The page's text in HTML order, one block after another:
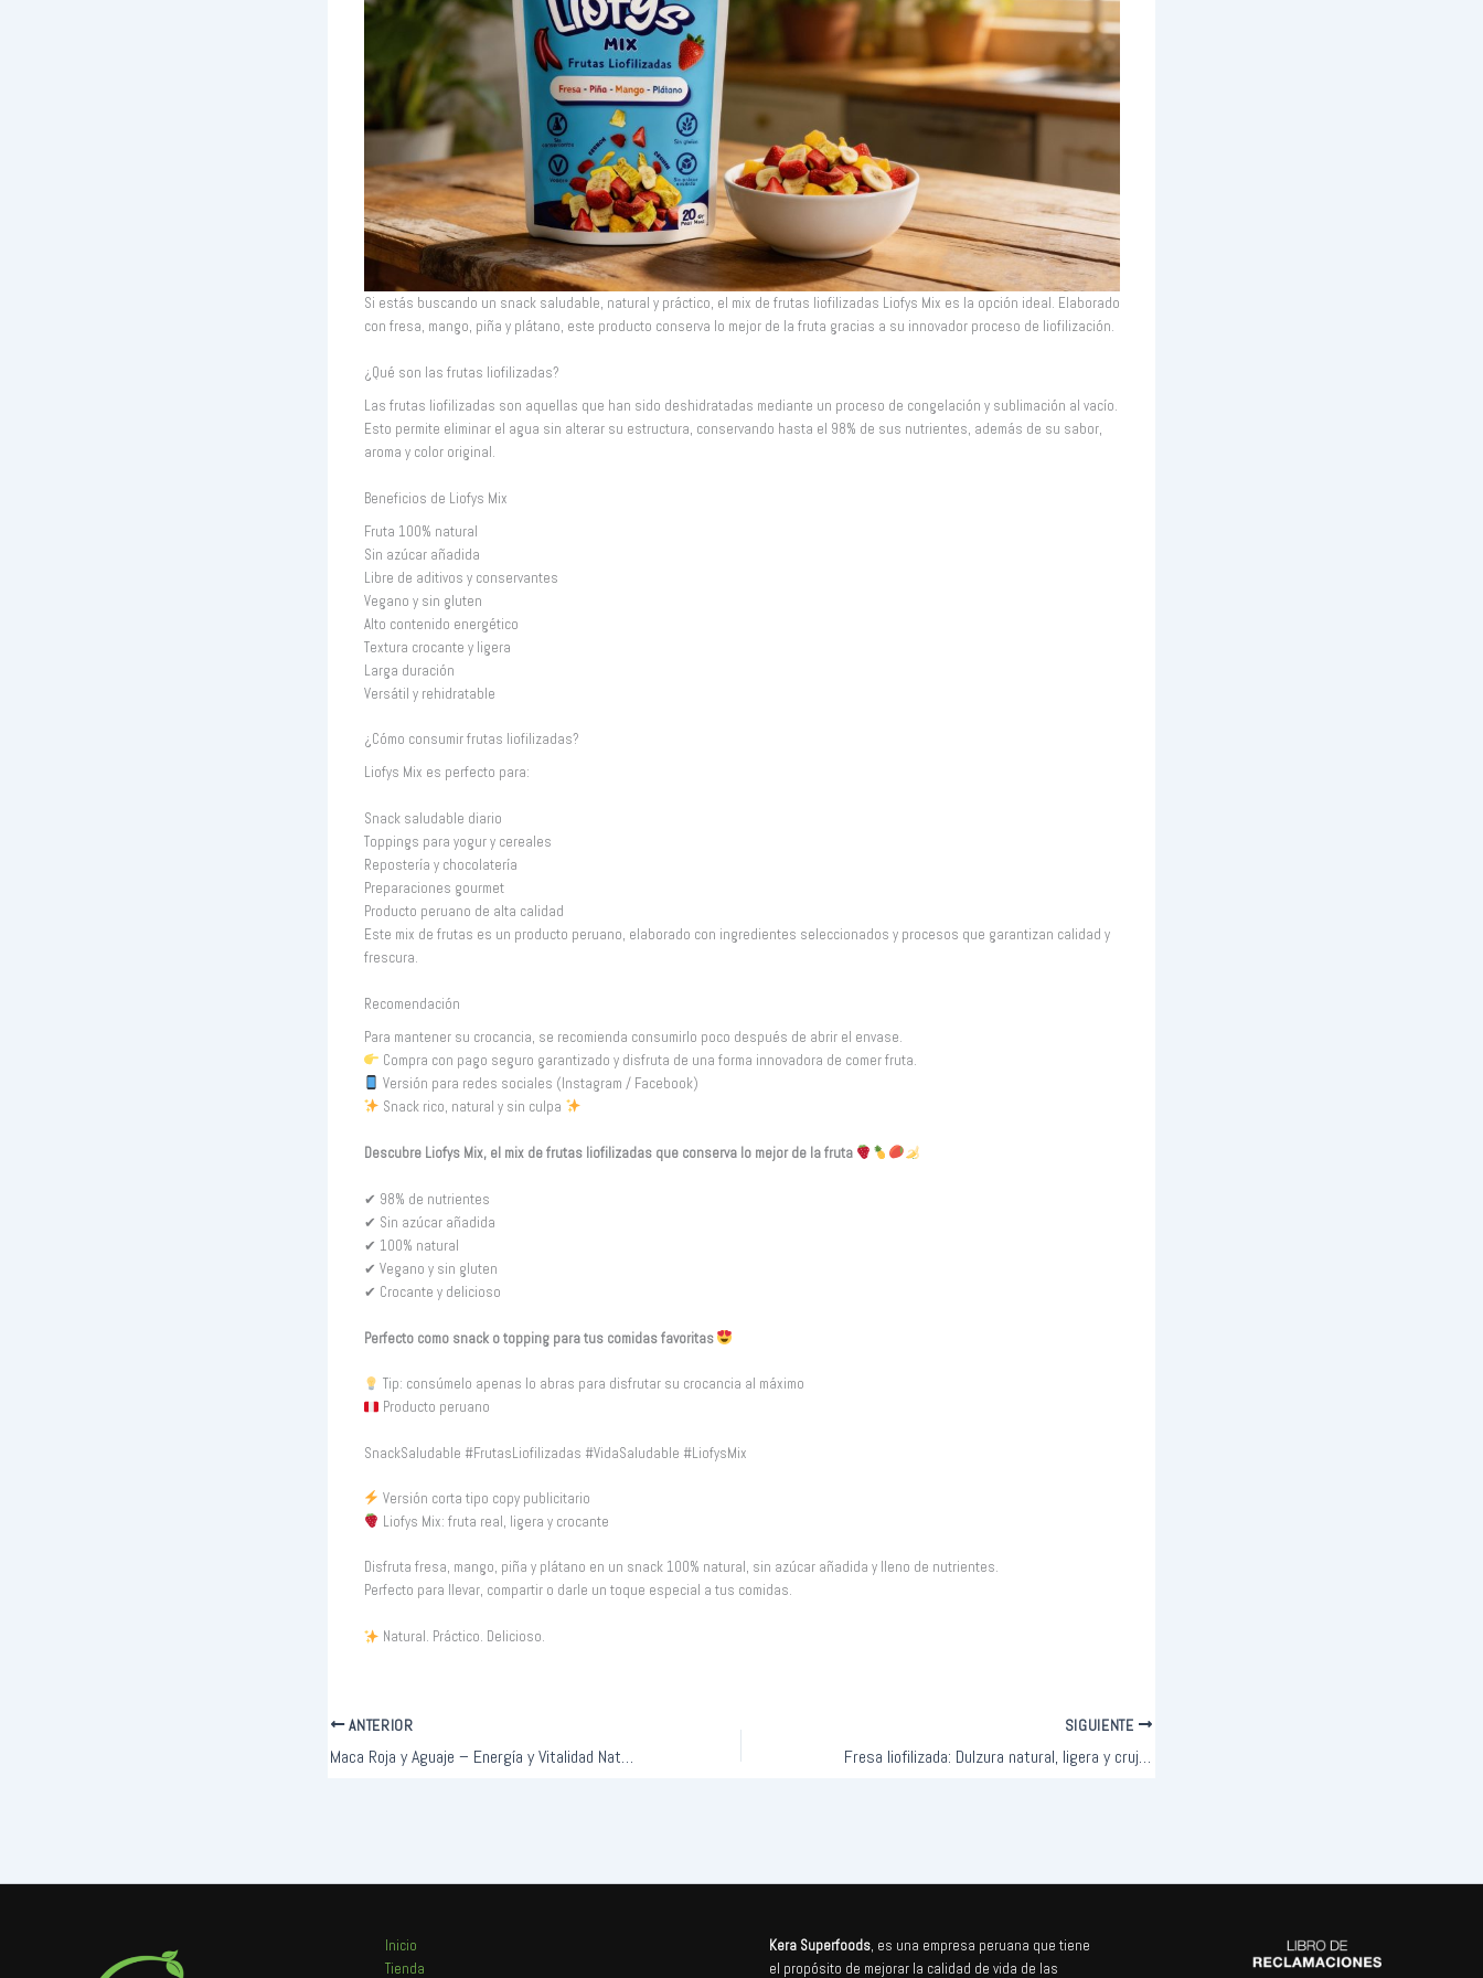
Si estás buscando un snack saludable, natural y práctico, el mix de frutas liofilizadas Liofys Mix es la opción ideal. Elaborado
con fresa, mango, piña y plátano, este producto conserva lo mejor de la fruta gracias a su innovador proceso de liofilización.
¿Qué son las frutas liofilizadas?
Las frutas liofilizadas son aquellas que han sido deshidratadas mediante un proceso de congelación y sublimación al vacío.
Esto permite eliminar el agua sin alterar su estructura, conservando hasta el 98% de sus nutrientes, además de su sabor,
aroma y color original.
Beneficios de Liofys Mix
Fruta 100% natural
Sin azúcar añadida
Libre de aditivos y conservantes
Vegano y sin gluten
Alto contenido energético
Textura crocante y ligera
Larga duración
Versátil y rehidratable
¿Cómo consumir frutas liofilizadas?
Liofys Mix es perfecto para:
Snack saludable diario
Toppings para yogur y cereales
Repostería y chocolatería
Preparaciones gourmet
Producto peruano de alta calidad
Este mix de frutas es un producto peruano, elaborado con ingredientes seleccionados y procesos que garantizan calidad y
frescura.
Recomendación
Para mantener su crocancia, se recomienda consumirlo poco después de abrir el envase.
Compra con pago seguro garantizado y disfruta de una forma innovadora de comer fruta.
Versión para redes sociales (Instagram / Facebook)
Snack rico, natural y sin culpa
Descubre Liofys Mix, el mix de frutas liofilizadas que conserva lo mejor de la fruta
✔ 98% de nutrientes
✔ Sin azúcar añadida
✔ 100% natural
✔ Vegano y sin gluten
✔ Crocante y delicioso
Perfecto como snack o topping para tus comidas favoritas
Tip: consúmelo apenas lo abras para disfrutar su crocancia al máximo
Producto peruano
SnackSaludable #FrutasLiofilizadas #VidaSaludable #LiofysMix
Versión corta tipo copy publicitario
Liofys Mix: fruta real, ligera y crocante
Disfruta fresa, mango, piña y plátano en un snack 100% natural, sin azúcar añadida y lleno de nutrientes.
Perfecto para llevar, compartir o darle un toque especial a tus comidas.
Natural. Práctico. Delicioso.
ANTERIOR
Maca Roja y Aguaje – Energía y Vitalidad Natural
SIGUIENTE
Fresa liofilizada: Dulzura natural, ligera y crujiente en cada bocado
Inicio
Tienda
Kera Superfoods, es una empresa peruana que tiene
el propósito de mejorar la calidad de vida de las